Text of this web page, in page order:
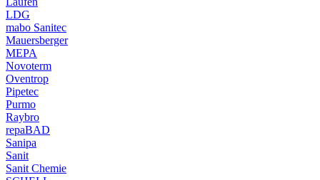
LDG
mabo Sanitec
Mauersberger
MEPA
Novoterm
Oventrop
Pipetec
Purmo
Raybro
repaBAD
Sanipa
Sanit
Sanit Chemie